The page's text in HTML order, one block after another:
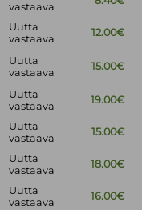
vastaava
Uutta
vastaava
12.00€
Uutta
vastaava
15.00€
Uutta
vastaava
19.00€
Uutta
vastaava
15.00€
Uutta
vastaava
18.00€
Uutta
vastaava
16.00€